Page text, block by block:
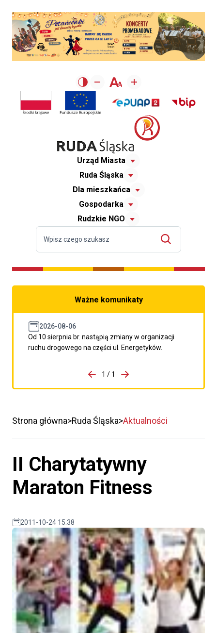
Urząd Miasta
Ruda Śląska
Dla mieszkańca
Gospodarka
Rudzkie NGO
Ważne komunikaty
2026-08-06
Od 10 sierpnia br. nastąpią zmiany w organizacji
ruchu drogowego na części ul. Energetyków.
porzpedniego komunikatu
1 / 1
Przejdź do następnego
Strona główna Ruda Śląska Aktualności
II Charytatywny
Maraton Fitness
2011-10-24 15:38